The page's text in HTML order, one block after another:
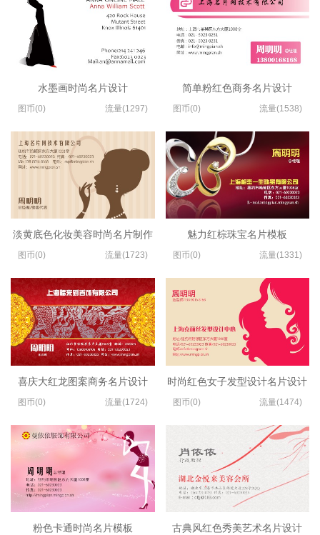
水墨画时尚名片设计
图币(0) 流量(1297)
淡黄底色化妆美容时尚名片制作
图币(0) 流量(1723)
喜庆大红龙图案商务名片设计
图币(0) 流量(1724)
粉色卡通时尚名片模板
简单粉红色商务名片设计
图币(0) 流量(1538)
魅力红棕珠宝名片模板
图币(0) 流量(1331)
时尚红色女子发型设计名片设计
图币(0) 流量(1474)
古典风红色秀美艺术名片设计